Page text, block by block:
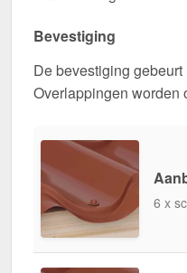
Bevestiging
De bevestiging gebeurt
Overlappingen worden
6 x